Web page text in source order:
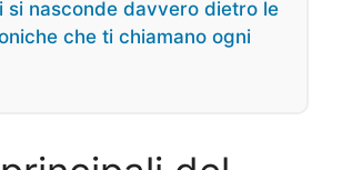
si nasconde davvero dietro le
che ti chiamano ogni